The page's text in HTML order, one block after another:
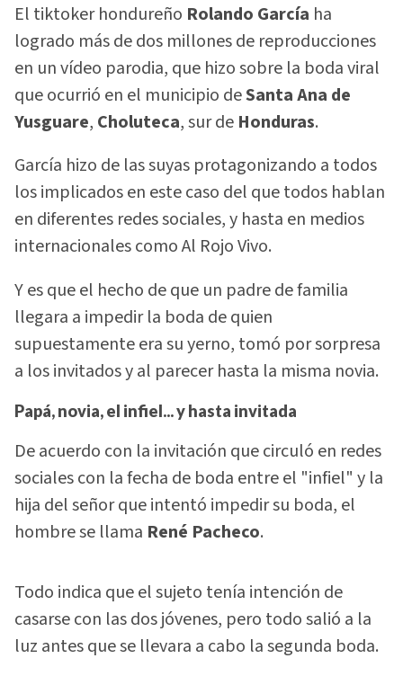
El tiktoker hondureño Rolando García ha
logrado más de dos millones de reproducciones
en un vídeo parodia, que hizo sobre la boda viral
que ocurrió en el municipio deSanta Ana de
Yusguare, Choluteca, sur de Honduras.
García hizo de las suyas protagonizando a todos
los implicados en este caso del que todos hablan
en diferentes redes sociales, y hasta en medios
internacionales como Al Rojo Vivo.
Y es que el hecho de que un padre de familia
llegara a impedir la boda de quien
supuestamente era su yerno, tomó por sorpresa
a los invitados y al parecer hasta la misma novia.
Papá, novia, el infiel... y hasta invitada
De acuerdo con la invitación que circuló en redes
sociales con la fecha de boda entre el "infiel" y la
hija del señor que intentó impedir su boda, el
hombre se llama René Pacheco.
Todo indica que el sujeto tenía intención de
casarse con las dos jóvenes, pero todo salió a la
luz antes que se llevara a cabo la segunda boda.